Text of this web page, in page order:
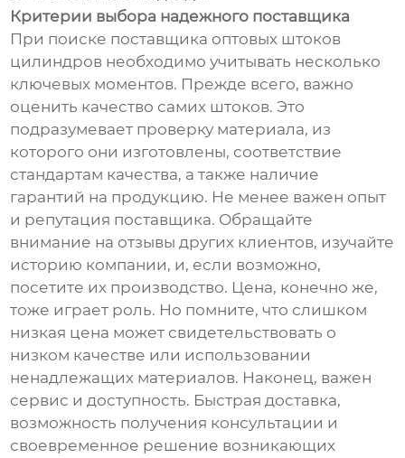
Критерии выбора надежного поставщика
При поиске поставщика оптовых штоков
цилиндров необходимо учитывать несколько
ключевых моментов. Прежде всего, важно
оценить качество самих штоков. Это
подразумевает проверку материала, из
которого они изготовлены, соответствие
стандартам качества, а также наличие
гарантий на продукцию. Не менее важен опыт
и репутация поставщика. Обращайте
внимание на отзывы других клиентов, изучайте
историю компании, и, если возможно,
посетите их производство. Цена, конечно же,
тоже играет роль. Но помните, что слишком
низкая цена может свидетельствовать о
низком качестве или использовании
ненадлежащих материалов. Наконец, важен
сервис и доступность. Быстрая доставка,
возможность получения консультации и
своевременное решение возникающих